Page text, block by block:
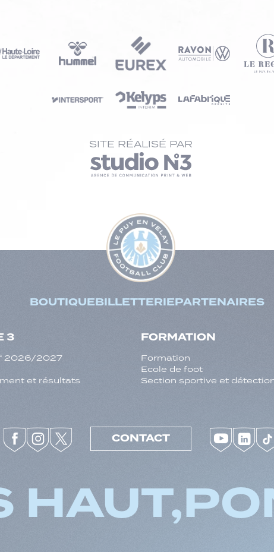
SITE RÉALISÉ PAR
BOUTIQUEBILLETTERIEPARTENAIRES
3
2026/2027
et résultats
FORMATION
Formation
Ecole de foot
Section sportive et
CONTACT
HAUT,